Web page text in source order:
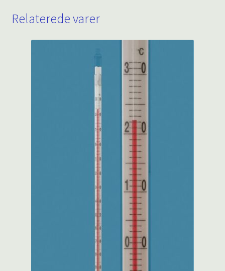
Relaterede varer